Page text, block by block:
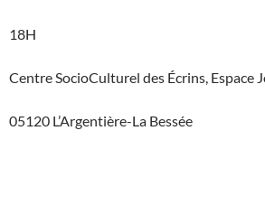
18H
Centre SocioCulturel des Écrins, Espace
05120 L’Argentière-La Bessée